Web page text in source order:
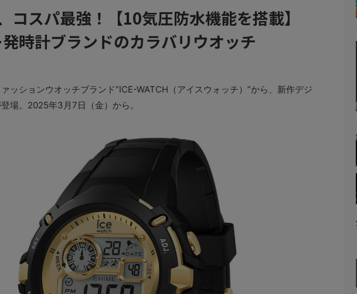
コスパ最強！【10気圧防水機能を搭載】
時計ブランドのカラバリウオッチ
ッションウオッチブランド“ICE-WATCH（アイスウォッチ）”から、新作デジ
場。2025年3月7日（金）から。